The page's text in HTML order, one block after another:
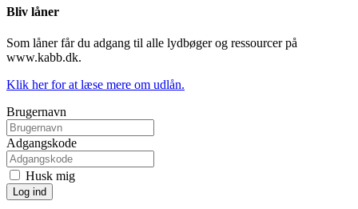
Bliv låner
Som låner får du adgang til alle lydbøger og ressourcer på
www.kabb.dk.
Klik her for at læse mere om udlån.
Brugernavn
Adgangskode
Husk mig